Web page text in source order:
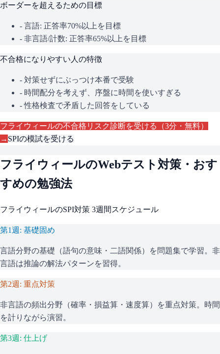
ボーダーを超えるための目標
- 言語: 正答率70%以上を目標
- 非言語/計数: 正答率65%以上を目標
不合格になりやすい人の特徴
- 対策せずにぶっつけ本番で受験
- 時間配分を考えず、序盤に時間を使いすぎる
- 性格検査で矛盾した回答をしている
フライウィールの不合格リスク診断を受ける（3分・無料）
→ SPIの模試を受ける
フライウィールのWebテスト対策・おす
すめの勉強法
フライウィールのSPI対策 3週間スケジュール
第1週: 基礎固め
言語分野の基礎（語句の意味・二語関係）を問題集で学習。非
言語は推論の解法パターンを習得。
第2週: 重点対策
非言語の頻出分野（確率・損益算・速度算）を重点対策。時間
を計りながら演習。
第3週: 仕上げ